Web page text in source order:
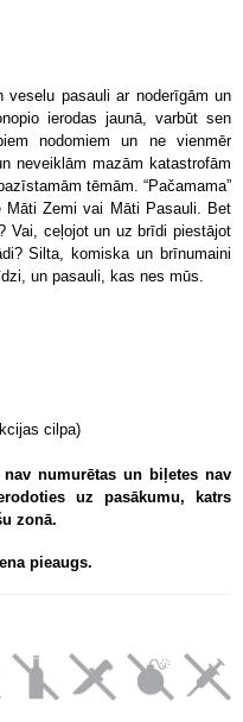
pasauli ar noderīgām un
ierodas jaunā, varbūt sen
nodomiem un ne vienmēr
neveiklām mazām katastrofām
tēmām. “Pačamama”
Māti Zemi vai Māti Pasauli. Bet
Vai, ceļojot un uz brīdi piestājot
Silta, komiska un brīnumaini
un pasauli, kas nes mūs.
cilpa)
numurētas un biļetes nav
uz pasākumu, katrs
zonā.
pieaugs.